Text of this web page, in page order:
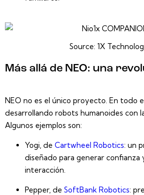
Source: 1X
Más allá de NEO: una
NEO no es el único proyecto. En todo
desarrollando robots humanoides con
Algunos ejemplos son:
Yogi, de Cartwheel Robotics: un
diseñado para generar confianza
interacción.
Pepper, de SoftBank Robotics: